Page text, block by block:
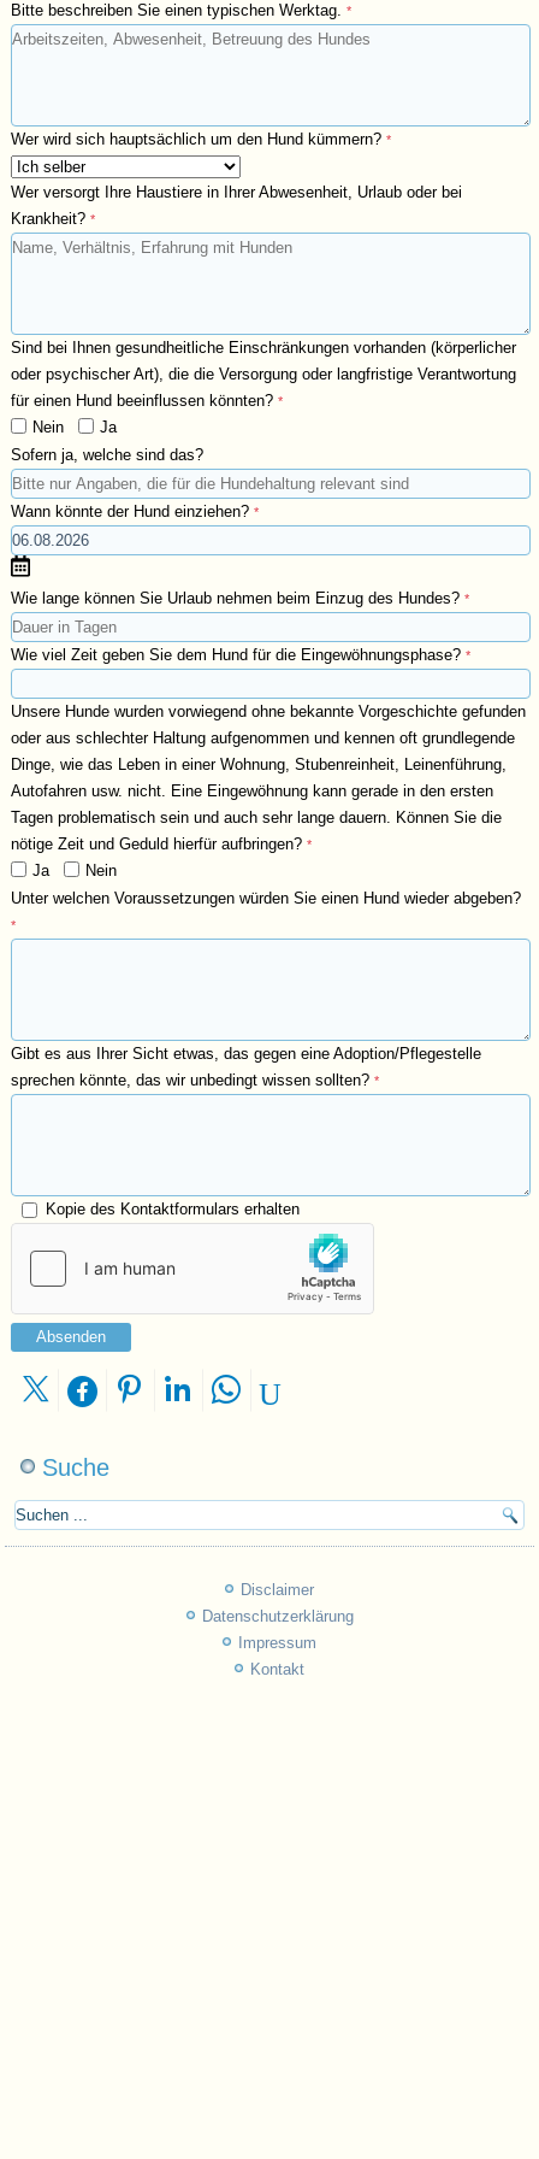
Bitte beschreiben Sie einen typischen Werktag.*
Wer wird sich hauptsächlich um den Hund kümmern?*
Wer versorgt Ihre Haustiere in Ihrer Abwesenheit, Urlaub oder bei
Krankheit?*
Sind bei Ihnen gesundheitliche Einschränkungen vorhanden (körperlicher
oder psychischer Art), die die Versorgung oder langfristige Verantwortung
für einen Hund beeinflussen könnten?*
Nein
Ja
Sofern ja, welche sind das?
Wann könnte der Hund einziehen?*
Wie lange können Sie Urlaub nehmen beim Einzug des Hundes?*
Wie viel Zeit geben Sie dem Hund für die Eingewöhnungsphase?*
Unsere Hunde wurden vorwiegend ohne bekannte Vorgeschichte gefunden
oder aus schlechter Haltung aufgenommen und kennen oft grundlegende
Dinge, wie das Leben in einer Wohnung, Stubenreinheit, Leinenführung,
Autofahren usw. nicht. Eine Eingewöhnung kann gerade in den ersten
Tagen problematisch sein und auch sehr lange dauern. Können Sie die
nötige Zeit und Geduld hierfür aufbringen?*
Ja
Nein
Unter welchen Voraussetzungen würden Sie einen Hund wieder abgeben?
*
Gibt es aus Ihrer Sicht etwas, das gegen eine Adoption/Pflegestelle
sprechen könnte, das wir unbedingt wissen sollten?*
Kopie des Kontaktformulars erhalten
Absenden
Suche
Disclaimer
Datenschutzerklärung
Impressum
Kontakt